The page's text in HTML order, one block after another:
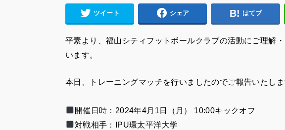
ツイート シェア はてブ
平素より、福山シティフットボールクラブの活動にご理解
います。
本日、トレーニングマッチを行いましたのでご報告いたしま
開催日時：2024年4月1日（月） 10:00キックオフ
対戦相手：IPU環太平洋大学